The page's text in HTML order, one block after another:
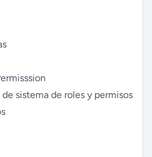
sistema de roles y permisos